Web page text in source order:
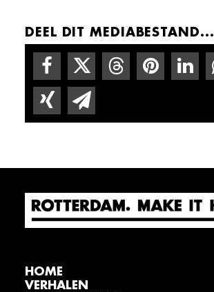
DEEL DIT MEDIABESTAND...
HOME
VERHALEN